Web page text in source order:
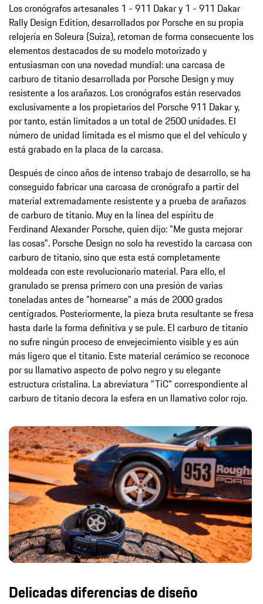
Los cronógrafos artesanales 1 - 911 Dakar y 1 - 911 Dakar
Rally Design Edition, desarrollados por Porsche en su propia
relojería en Soleura (Suiza), retoman de forma consecuente los
elementos destacados de su modelo motorizado y
entusiasman con una novedad mundial: una carcasa de
carburo de titanio desarrollada por Porsche Design y muy
resistente a los arañazos. Los cronógrafos están reservados
exclusivamente a los propietarios del Porsche 911 Dakar y,
por tanto, están limitados a un total de 2500 unidades. El
número de unidad limitada es el mismo que el del vehículo y
está grabado en la placa de la carcasa.
Después de cinco años de intenso trabajo de desarrollo, se ha
conseguido fabricar una carcasa de cronógrafo a partir del
material extremadamente resistente y a prueba de arañazos
de carburo de titanio. Muy en la línea del espíritu de
Ferdinand Alexander Porsche, quien dijo: "Me gusta mejorar
las cosas". Porsche Design no solo ha revestido la carcasa con
carburo de titanio, sino que esta está completamente
moldeada con este revolucionario material. Para ello, el
granulado se prensa primero con una presión de varias
toneladas antes de "hornearse" a más de 2000 grados
centígrados. Posteriormente, la pieza bruta resultante se fresa
hasta darle la forma definitiva y se pule. El carburo de titanio
no sufre ningún proceso de envejecimiento visible y es aún
más ligero que el titanio. Este material cerámico se reconoce
por su llamativo aspecto de polvo negro y su elegante
estructura cristalina. La abreviatura "TiC" correspondiente al
carburo de titanio decora la esfera en un llamativo color rojo.
Delicadas diferencias de diseño